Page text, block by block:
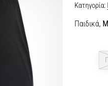
Κατηγορία:
Παιδικά,